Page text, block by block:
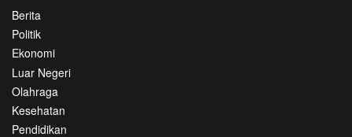
Berita
Politik
Ekonomi
Luar Negeri
Olahraga
Kesehatan
Pendidikan